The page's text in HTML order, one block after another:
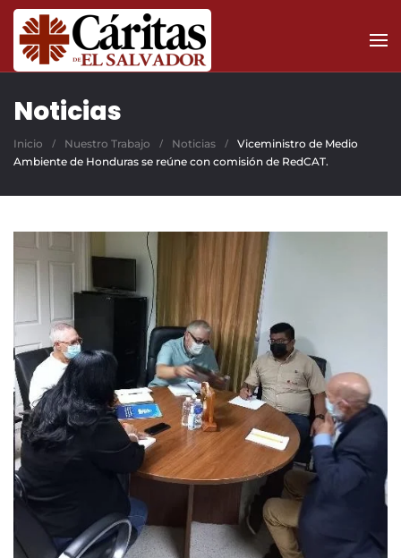
Skip to main content
Noticias
Inicio Nuestro Trabajo Noticias
Viceministro de Medio
Ambiente de Honduras se reúne con comisión de RedCAT.